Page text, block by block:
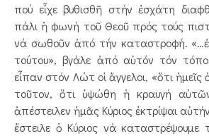
πού εἶχε βυθισθῆ στήν ἐσχάτη
πάλι ἡ φωνή τοῦ Θεοῦ πρός τούς
νά σωθοῦν ἀπό τήν καταστροφή.
τούτου», βγάλε ἀπό αὐτόν τόν τόπο
εἶπαν στόν Λώτ οἱ ἄγγελοι, «ὅτι
τοῦτον, ὅτι ὑψώθη ἡ κραυγή αὐτῶν
ἀπέστειλεν ἡμᾶς Κύριος ἐκτρίψαι
ἔστειλε ὁ Κύριος νά